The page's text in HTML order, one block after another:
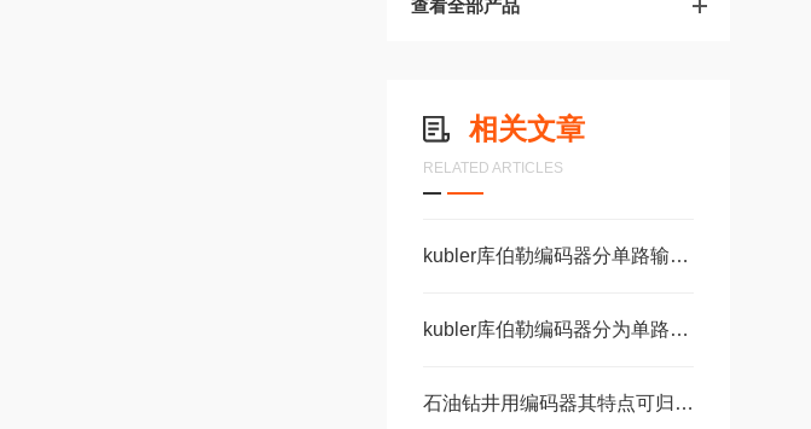
查看全部产品
相关文章
RELATED ARTICLES
kubler库伯勒编码器分单路输出和双路输出
kubler库伯勒编码器分为单路输出和双路输出两种
石油钻井用编码器其特点可归纳为以下五个方面